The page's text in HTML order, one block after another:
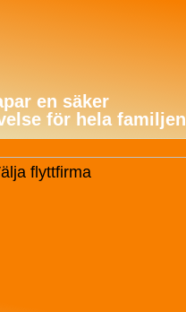
en säker
för hela familjen